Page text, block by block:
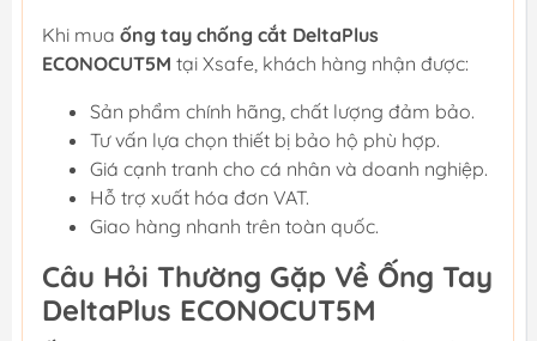
Khi mua ống tay chống cắt DeltaPlus
ECONOCUT5M tại Xsafe, khách hàng nhận được:
Sản phẩm chính hãng, chất lượng đảm bảo.
Tư vấn lựa chọn thiết bị bảo hộ phù hợp.
Giá cạnh tranh cho cá nhân và doanh nghiệp.
Hỗ trợ xuất hóa đơn VAT.
Giao hàng nhanh trên toàn quốc.
Câu Hỏi Thường Gặp Về Ống Tay
DeltaPlus ECONOCUT5M